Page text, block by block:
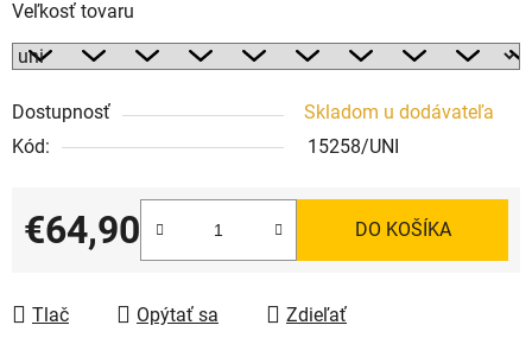
Veľkosť tovaru
Dostupnosť
Skladom u dodávateľa
Kód:
15258/UNI
€64,90
Jednotková cena:
DO KOŠÍKA
Tlač Opýtať sa Zdieľať